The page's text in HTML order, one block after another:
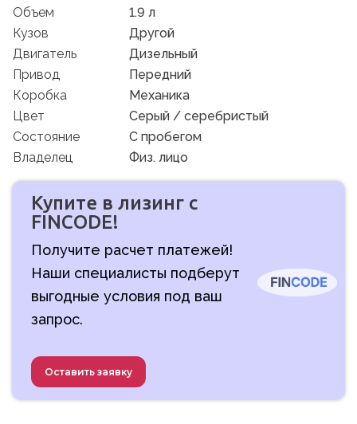
Объем
1.9 л
Кузов
Другой
Двигатель
Дизельный
Привод
Передний
Коробка
Механика
Цвет
Серый / серебристый
Состояние
C пробегом
Владелец
Физ. лицо
Купите в лизинг с
FINCODE!
Получите расчет платежей!
Наши специалисты подберут
выгодные условия под ваш
запрос.
Оставить заявку